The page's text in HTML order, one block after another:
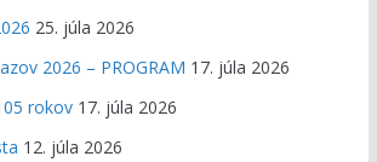
25. júla 2026
2026 – PROGRAM 17. júla 2026
rokov 17. júla 2026
12. júla 2026